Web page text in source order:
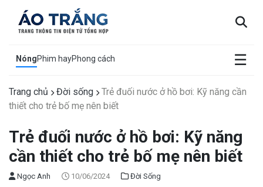
NóngPhim hayPhong cách ☰
×
Trang chủ Đời sống
Trẻ đuối nước ở hồ bơi: Kỹ năng cần
thiết cho trẻ bố mẹ nên biết
Trẻ đuối nước ở hồ bơi: Kỹ năng
cần thiết cho trẻ bố mẹ nên biết
Ngọc Anh 10/06/2024 Đời Sống